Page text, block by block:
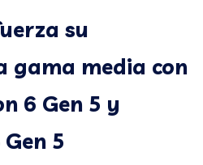
su
gama media con
6 Gen 5 y
5